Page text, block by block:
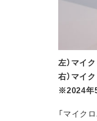
左）マイ
右）マイ
※2024年5
「マイク